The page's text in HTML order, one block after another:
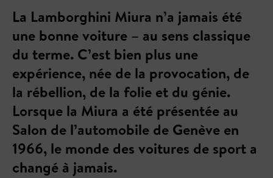
La Lamborghini Miura n’a jamais été
une bonne voiture – au sens classique
du terme. C’est bien plus une
expérience, née de la provocation, de
la rébellion, de la folie et du génie.
Lorsque la Miura a été présentée au
Salon de l’automobile de Genève en
1966, le monde des voitures de sport a
changé à jamais.